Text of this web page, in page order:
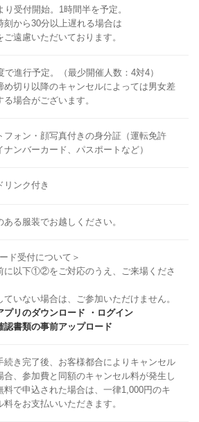
り受付開始。1時間半を予定。
から30分以上遅れる場合は
遠慮いただいております。
で進行予定。（最少開催人数：4対4）
切り以降のキャンセルによっては男女差
る場合がございます。
フォン・顔写真付きの身分証（運転免許
ナンバーカード、パスポートなど）
リンク付き
ある服装でお越しください。
ド受付について＞
に以下①②をご対応のうえ、ご来場くださ
いない場合は、ご参加いただけません。
リのダウンロード ・ログイン
書類の事前アップロード
続き完了後、お客様都合によりキャンセル
合、参加費と同額のキャンセル料が発生し
料で申込された場合は、一律1,000円のキ
料をお支払いいただきます。